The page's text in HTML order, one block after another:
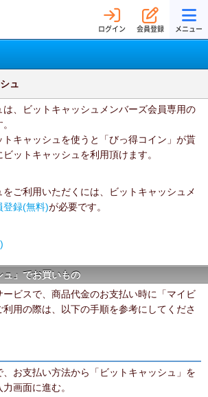
ログイン 会員登録 メニュー
ュ
、ビットキャッシュメンバーズ会員専用の
キャッシュを使うと「びっ得コイン」が貰
ットキャッシュを利用頂けます。
ご利用いただくには、ビットキャッシュメ
登録(無料)が必要です。
ュ」でお買いもの
ビスで、商品代金のお支払い時に「マイビ
用の際は、以下の手順を参考にしてくださ
、お支払い方法から「ビットキャッシュ」を
画面に進む。